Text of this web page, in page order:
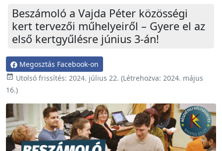
Beszámoló a Vajda Péter közösségi
kert tervezői műhelyeiről – Gyere el az
első kertgyűlésre június 3-án!
Megosztás Facebook-on
 Utolsó frissítés: 2024. július 22. (Létrehozva: 2024. május
16.)